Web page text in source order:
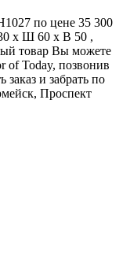
по цене 35 300
x Ш 60 x В 50 ,
товар Вы можете
of Today, позвонив
заказ и забрать по
Проспект